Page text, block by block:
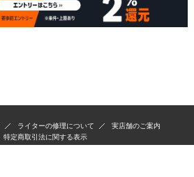
ライターの修理について
実店舗のご案内
特定商取引法に関する表示